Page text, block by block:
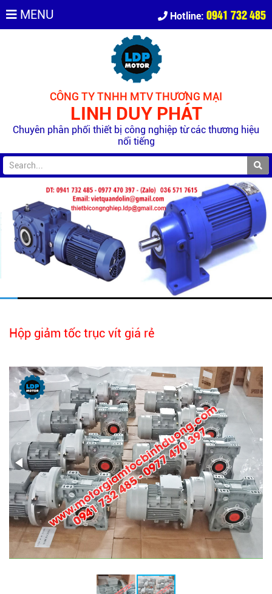
MENU Hotline: 0941 732 485
CÔNG TY TNHH MTV THƯƠNG MẠI
LINH DUY PHÁT
Chuyên phân phối thiết bị công nghiệp từ các thương hiệu
nổi tiếng
Hộp giảm tốc trục vít giá rẻ